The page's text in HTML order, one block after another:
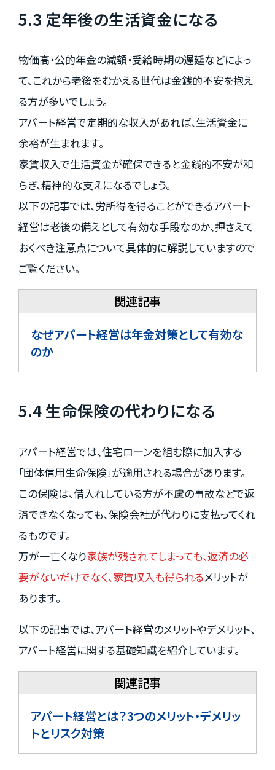
5.3 定年後の生活資金になる
物価高・公的年金の減額・受給時期の遅延などによっ
て、これから老後をむかえる世代は金銭的不安を抱え
る方が多いでしょう。
アパート経営で定期的な収入があれば、生活資金に
余裕が生まれます。
家賃収入で生活資金が確保できると金銭的不安が和
らぎ、精神的な支えになるでしょう。
以下の記事では、労所得を得ることができるアパート
経営は老後の備えとして有効な手段なのか、押さえて
おくべき注意点について具体的に解説していますので
ご覧ください。
なぜアパート経営は年金対策として有効な
のか
5.4 生命保険の代わりになる
アパート経営では、住宅ローンを組む際に加入する
「団体信用生命保険」が適用される場合があります。
この保険は、借入れしている方が不慮の事故などで返
済できなくなっても、保険会社が代わりに支払ってくれ
るものです。
万が一亡くなり家族が残されてしまっても、返済の必
要がないだけでなく、家賃収入も得られるメリットが
あります。
以下の記事では、アパート経営のメリットやデメリット、
アパート経営に関する基礎知識を紹介しています。
アパート経営とは？3つのメリット・デメリッ
トとリスク対策